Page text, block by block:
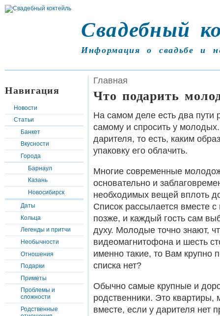
Свадебный
Информация о свадьбе и
Навигация
Новости
Статьи
Банкет
Вкусности
Города
Барнаул
Казань
Новосибирск
Даты
Кольца
Легенды и притчи
Необычности
Отношения
Подарки
Приметы
Проблемы и
сложности
Родственные
Главная
Что подарить
На самом деле есть два пути
самому и спросить у
дарителя, то есть, каким
упаковку его облачить.
Многие современные
основательно и
необходимых вещей вплоть
Список рассылается вместе
позже, и каждый гость сам
духу. Молодые точно знают,
видеомагнитофона и шесть
именно такие, то Вам крупно
списка нет?
Обычно самые крупные и
родственники. Это
вместе, если у дарителя нет